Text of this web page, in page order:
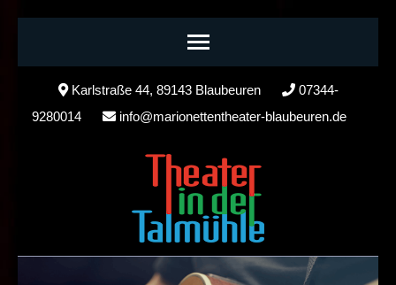
Karlstraße 44, 89143 Blaubeuren
07344-
9280014
info@marionettentheater-blaubeuren.de